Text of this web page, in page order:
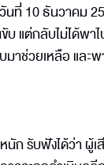
ที่ 10 ธันวาคม
บ แต่กลับไม่ได้พ
าช่วยเหลือ และ
รับฟังได้ว่า ผู้เ